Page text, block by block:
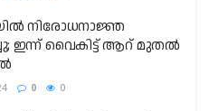
നിരോധനാജ്ഞ
ഇന്ന് വൈകിട്ട് ആറ് മുതൽ
0 0